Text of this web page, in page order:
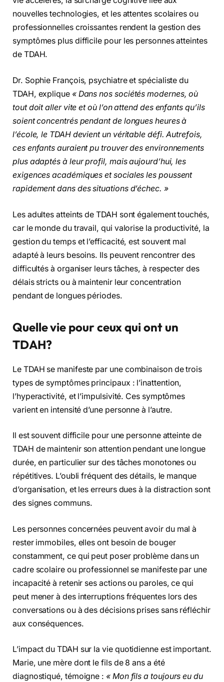
nouvelles technologies, et les attentes scolaires ou
professionnelles croissantes rendent la gestion des
symptômes plus difficile pour les personnes atteintes
de TDAH.
Dr. Sophie François, psychiatre et spécialiste du
TDAH, explique « Dans nos sociétés modernes, où
tout doit aller vite et où l’on attend des enfants qu’ils
soient concentrés pendant de longues heures à
l’école, le TDAH devient un véritable défi. Autrefois,
ces enfants auraient pu trouver des environnements
plus adaptés à leur profil, mais aujourd’hui, les
exigences académiques et sociales les poussent
rapidement dans des situations d’échec. »
Les adultes atteints de TDAH sont également touchés,
car le monde du travail, qui valorise la productivité, la
gestion du temps et l’efficacité, est souvent mal
adapté à leurs besoins. Ils peuvent rencontrer des
difficultés à organiser leurs tâches, à respecter des
délais stricts ou à maintenir leur concentration
pendant de longues périodes.
Quelle vie pour ceux qui ont un
TDAH?
Le TDAH se manifeste par une combinaison de trois
types de symptômes principaux : l’inattention,
l’hyperactivité, et l’impulsivité. Ces symptômes
varient en intensité d’une personne à l’autre.
Il est souvent difficile pour une personne atteinte de
TDAH de maintenir son attention pendant une longue
durée, en particulier sur des tâches monotones ou
répétitives. L’oubli fréquent des détails, le manque
d’organisation, et les erreurs dues à la distraction sont
des signes communs.
Les personnes concernées peuvent avoir du mal à
rester immobiles, elles ont besoin de bouger
constamment, ce qui peut poser problème dans un
cadre scolaire ou professionnel se manifeste par une
incapacité à retenir ses actions ou paroles, ce qui
peut mener à des interruptions fréquentes lors des
conversations ou à des décisions prises sans réfléchir
aux conséquences.
L’impact du TDAH sur la vie quotidienne est important.
Marie, une mère dont le fils de 8 ans a été
diagnostiqué, témoigne : « Mon fils a toujours eu du